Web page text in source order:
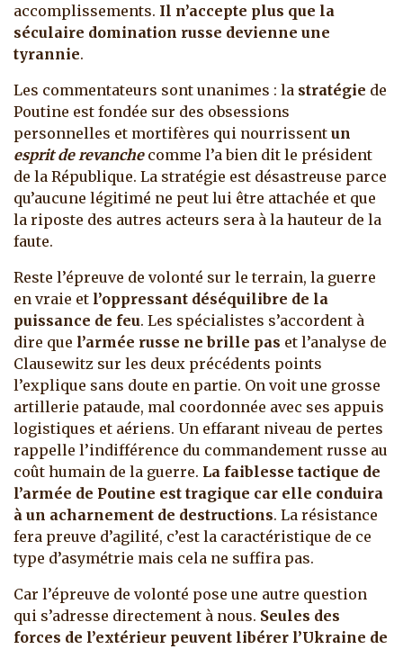
accomplissements. Il n’accepte plus que la
séculaire domination russe devienne une
tyrannie.
Les commentateurs sont unanimes : la stratégie de
Poutine est fondée sur des obsessions
personnelles et mortifères qui nourrissent un
esprit de revanchecomme l’a bien dit le président
de la République. La stratégie est désastreuse parce
qu’aucune légitimé ne peut lui être attachée et que
la riposte des autres acteurs sera à la hauteur de la
faute.
Reste l’épreuve de volonté sur le terrain, la guerre
en vraie et l’oppressant déséquilibre de la
puissance de feu. Les spécialistes s’accordent à
dire que l’armée russe ne brille pas et l’analyse de
Clausewitz sur les deux précédents points
l’explique sans doute en partie. On voit une grosse
artillerie pataude, mal coordonnée avec ses appuis
logistiques et aériens. Un effarant niveau de pertes
rappelle l’indifférence du commandement russe au
coût humain de la guerre. La faiblesse tactique de
l’armée de Poutine est tragique car elle conduira
à un acharnement de destructions. La résistance
fera preuve d’agilité, c’est la caractéristique de ce
type d’asymétrie mais cela ne suffira pas.
Car l’épreuve de volonté pose une autre question
qui s’adresse directement à nous. Seules des
forces de l’extérieur peuvent libérer l’Ukraine de